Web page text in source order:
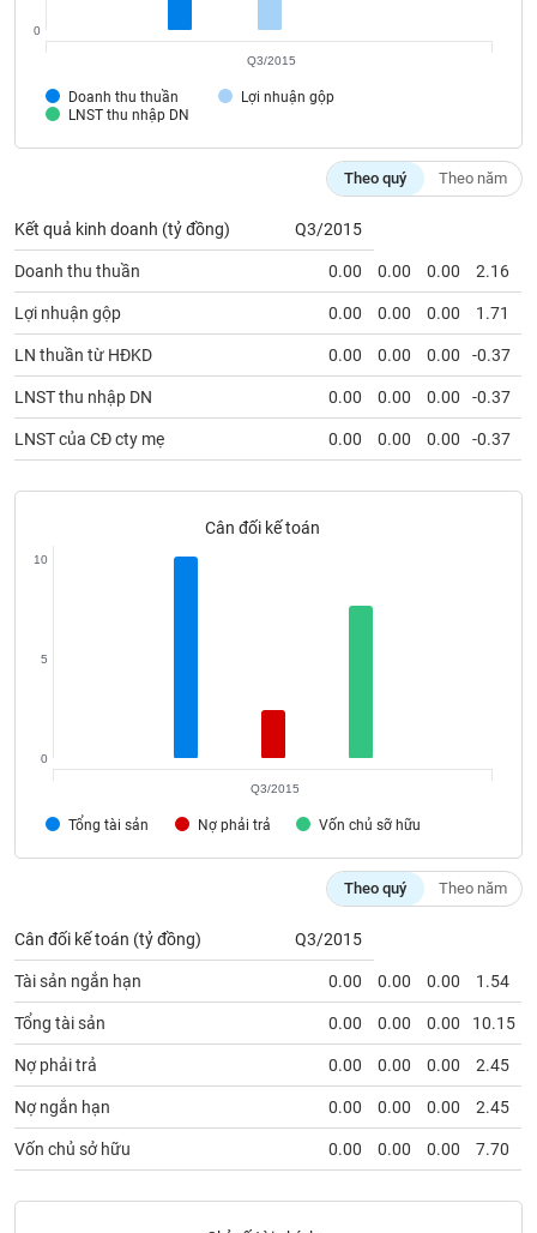
Doanh thu thuần
Lợi nhuận gộp
LNST thu nhập DN
0
Q3/2015
Theo quý Theo năm
Kết quả kinh doanh (tỷ đồng) Q3/2015
Doanh thu thuần 0.00 0.00 0.00 2.16
Lợi nhuận gộp 0.00 0.00 0.00 1.71
LN thuần từ HĐKD 0.00 0.00 0.00 -0.37
LNST thu nhập DN 0.00 0.00 0.00 -0.37
LNST của CĐ cty mẹ 0.00 0.00 0.00 -0.37
Cân đối kế toán
Tổng tài sản Nợ phải trả Vốn chủ sỡ hữu
0
5
10
Q3/2015
Theo quý Theo năm
Cân đối kế toán (tỷ đồng) Q3/2015
Tài sản ngắn hạn 0.00 0.00 0.00 1.54
Tổng tài sản 0.00 0.00 0.00 10.15
Nợ phải trả 0.00 0.00 0.00 2.45
Nợ ngắn hạn 0.00 0.00 0.00 2.45
Vốn chủ sở hữu 0.00 0.00 0.00 7.70
SỨC
KHỎE
CÔNG
NGHỆ
THÔNG
TIN
VỤ
BẤT
Mã
chứng
khoán
(-)
Tất cả Cổ phiếu Chỉ số Chứng chỉ quỹ Chứng
Lãnh
đạo